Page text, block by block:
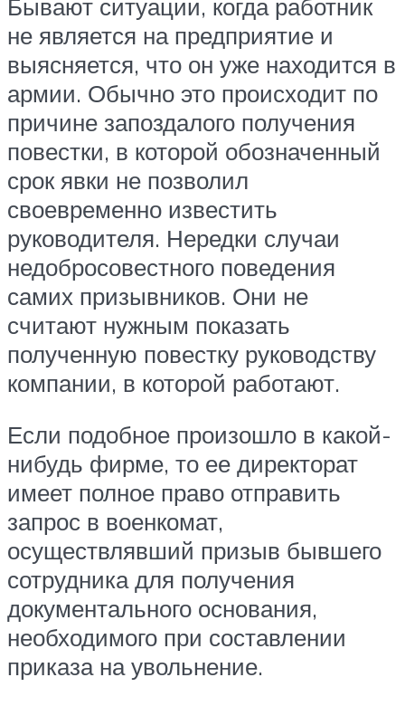
Бывают ситуации, когда работник
не является на предприятие и
выясняется, что он уже находится в
армии. Обычно это происходит по
причине запоздалого получения
повестки, в которой обозначенный
срок явки не позволил
своевременно известить
руководителя. Нередки случаи
недобросовестного поведения
самих призывников. Они не
считают нужным показать
полученную повестку руководству
компании, в которой работают.
Если подобное произошло в какой-
нибудь фирме, то ее директорат
имеет полное право отправить
запрос в военкомат,
осуществлявший призыв бывшего
сотрудника для получения
документального основания,
необходимого при составлении
приказа на увольнение.